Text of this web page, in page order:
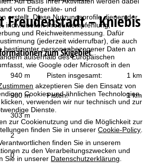
von Endgeräte- und
erstellt. Diese Nutzungsprofile dienen der
individuellen Produktempfehlung,
und Reichweitenmessung. Dafür
(jederzeit widerrufbar), die auch
bestimmter personenbezogener Daten an
außerhalb des Europäischen
wie Google oder Microsoft in den
akzeptieren Sie den Einsatz von
Cookies und ähnlichen Technologien.
klicken, verwenden wir nur technisch und zur
Dienste.
zur Cookienutzung und die Möglichkeit zur
finden Sie in unsererCookie-Policy.
finden Sie in unserem
zu den Verarbeitungszwecken und
Sie in unserer Datenschutzerklärung.
Freudenstadt – Kniebis
zum Skigebiet
940 m Pisten insgesamt: 1 km
900 m Pisten: 1 km
303 m
2
0